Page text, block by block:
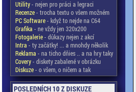
Utility- nejen pro práci a legraci
Recenze- trocha textu o všem možném
PC Software- když to nejde na C64
Grafika - ne vždy jen 320x200
Fotogalerie- důkazy nejen z akcí
Intra - ty začátky! ... a mnohdy několik
Reklama - na ticho dňies .. a na hry taky
Covery- diskety zabalené v obrázku
Diskuze- o všem, o ničem a tak
POSLEDNÍCH 10 Z DISKUZE